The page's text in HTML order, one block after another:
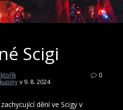
Scigi
v 9. 8. 2024
0
dění ve Scigy v